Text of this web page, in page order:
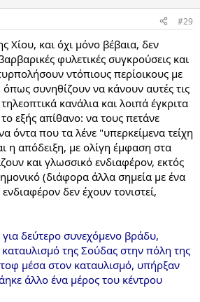
#29
Χίου, και όχι μόνο βέβαια, δεν
φυλετικές συγκρούσεις και
ντόπιους περίοικους με
συνηθίζουν να κάνουν αυτές τις
κανάλια και λοιπά έγκριτα
εξής απίθανο: να τους πετάνε
όντα που τα λένε "υπερκείμενα τείχη
η απόδειξη, με ολίγη έμφαση στα
και γλωσσικό ενδιαφέρον, εκτός
(διάφορα άλλα σημεία με ένα
δεν έχουν τονιστεί,
δεύτερο συνεχόμενο βράδυ,
της Σούδας στην πόλη της
μέσα στον καταυλισμό, υπήρξαν
άλλο ένα μέρος του κέντρου